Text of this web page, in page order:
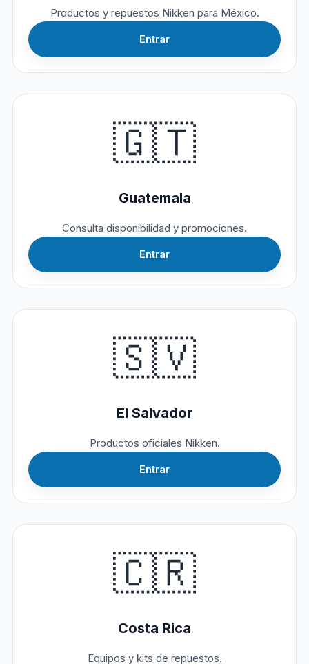
Productos y repuestos Nikken para México.
Entrar
🇬🇹
Guatemala
Consulta disponibilidad y promociones.
Entrar
🇸🇻
El Salvador
Productos oficiales Nikken.
Entrar
🇨🇷
Costa Rica
Equipos y kits de repuestos.